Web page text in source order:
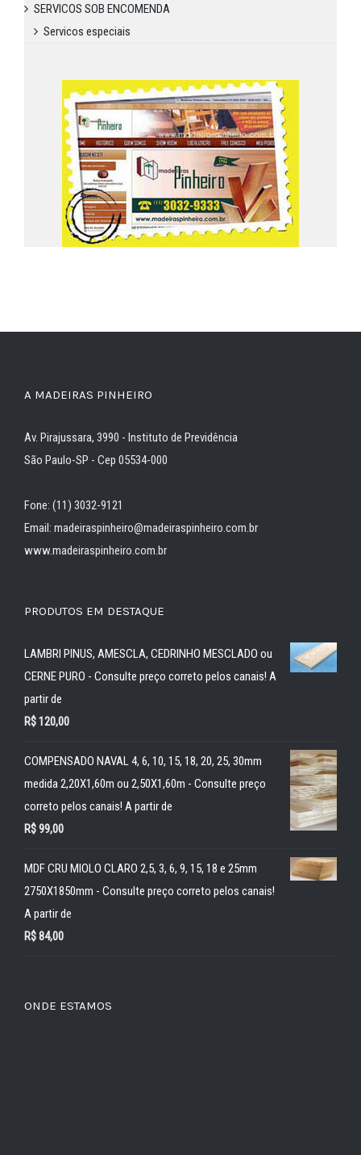
SERVICOS SOB ENCOMENDA
Servicos especiais
A MADEIRAS PINHEIRO
Av. Pirajussara, 3990 - Instituto de Previdência
São Paulo-SP - Cep 05534-000
Fone: (11) 3032-9121
Email: madeiraspinheiro@madeiraspinheiro.com.br
www.madeiraspinheiro.com.br
PRODUTOS EM DESTAQUE
LAMBRI PINUS, AMESCLA, CEDRINHO MESCLADO ou
CERNE PURO - Consulte preço correto pelos canais! A
partir de
R$120,00
COMPENSADO NAVAL 4, 6, 10, 15, 18, 20, 25, 30mm
medida 2,20X1,60m ou 2,50X1,60m - Consulte preço
correto pelos canais! A partir de
R$99,00
MDF CRU MIOLO CLARO 2,5, 3, 6, 9, 15, 18 e 25mm
2750X1850mm - Consulte preço correto pelos canais!
A partir de
R$84,00
ONDE ESTAMOS